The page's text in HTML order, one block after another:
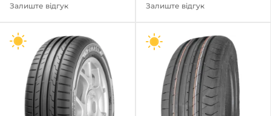
Залиште відгук Залиште відгук